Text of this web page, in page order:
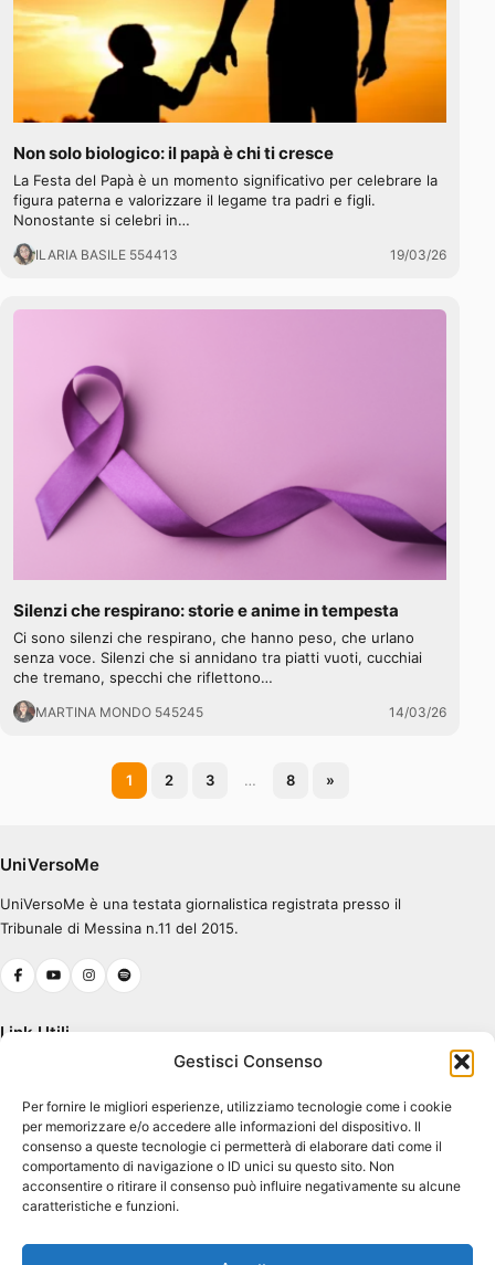
Gestisci Consenso
Per fornire le migliori esperienze, utilizziamo tecnologie come i cookie
per memorizzare e/o accedere alle informazioni del dispositivo. Il
consenso a queste tecnologie ci permetterà di elaborare dati come il
comportamento di navigazione o ID unici su questo sito. Non
acconsentire o ritirare il consenso può influire negativamente su alcune
caratteristiche e funzioni.
Non solo biologico: il papà è chi ti cresce
La Festa del Papà è un momento significativo per celebrare la
figura paterna e valorizzare il legame tra padri e figli.
Nonostante si celebri in…
ILARIA BASILE 554413 19/03/26
Silenzi che respirano: storie e anime in tempesta
Ci sono silenzi che respirano, che hanno peso, che urlano
senza voce. Silenzi che si annidano tra piatti vuoti, cucchiai
che tremano, specchi che riflettono…
MARTINA MONDO 545245 14/03/26
Paginazione
1 2 3 … 8 »
UniVersoMe
UniVersoMe è una testata giornalistica registrata presso il
Tribunale di Messina n.11 del 2015.
Link Utili
Cookie Policy (UE)
Terms & Conditions
Contatti
Piazza Pugliatti, 1